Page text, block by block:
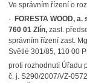
Ve správním řízení o
·
FORESTA WOOD, a.
760 01 Zlín, zast.
správním řízení zast.
Světlé 301/85, 110 00
proti rozhodnutí Úřadu
č. j. S290/2007/VZ-